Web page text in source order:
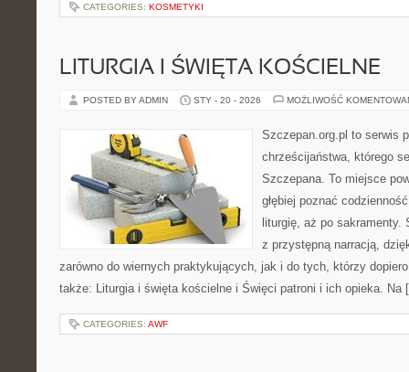
CATEGORIES: KOSMETYKI
LITURGIA I ŚWIĘTA KOŚCIELNE
POSTED BY ADMIN STY - 20 - 2026 MOŻLIWOŚĆ
Szczepan.org.pl to serwis
chrześcijaństwa, którego
Szczepana. To miejsce
głębiej poznać
liturgię, aż po sakramenty.
z przystępną narracją,
zarówno do wiernych praktykujących, jak i do tych, którzy
także: Liturgia i święta kościelne i Święci patroni i ich opieka.
CATEGORIES: AWF